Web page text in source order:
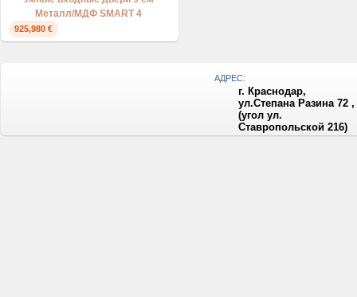
Металл/МДФ SMART 4
925,980 €
АДРЕС:
г. Краснодар,
ул.Степана Разина 72 ,
(угол ул.
Ставропольской 216)